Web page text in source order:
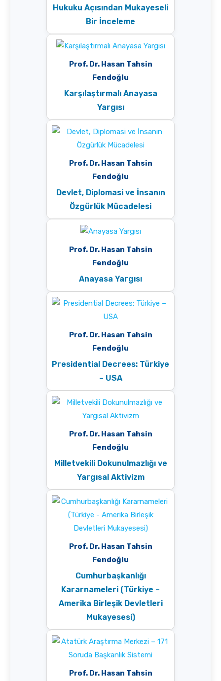
Hukuku Açısından Mukayeseli
Bir İnceleme
Prof. Dr. Hasan Tahsin
Fendoğlu
Karşılaştırmalı Anayasa
Yargısı
Prof. Dr. Hasan Tahsin
Fendoğlu
Devlet, Diplomasi ve İnsanın
Özgürlük Mücadelesi
Prof. Dr. Hasan Tahsin
Fendoğlu
Anayasa Yargısı
Prof. Dr. Hasan Tahsin
Fendoğlu
Presidential Decrees: Türkiye
– USA
Prof. Dr. Hasan Tahsin
Fendoğlu
Milletvekili Dokunulmazlığı ve
Yargısal Aktivizm
Prof. Dr. Hasan Tahsin
Fendoğlu
Cumhurbaşkanlığı
Kararnameleri (Türkiye –
Amerika Birleşik Devletleri
Mukayesesi)
Prof. Dr. Hasan Tahsin